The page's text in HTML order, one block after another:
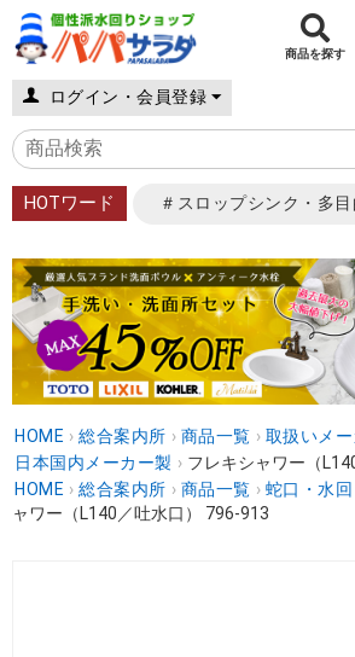
商品を探す
ログイン・会員登録
HOTワード ＃スロップシンク・多目
HOME › 総合案内所 › 商品一覧 › 取扱いメ
日本国内メーカー製 › フレキシャワー（
HOME › 総合案内所 › 商品一覧 › 蛇口・水
ャワー（L140／吐水口） 796-913